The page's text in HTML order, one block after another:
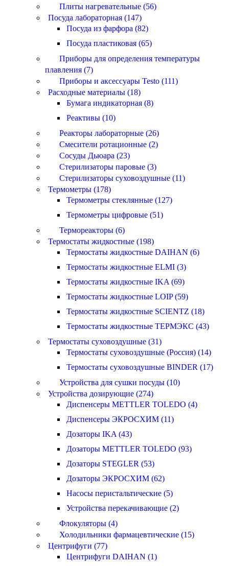
Плиты нагревательные (56)
Посуда лабораторная (147)
Посуда из фарфора (82)
Посуда пластиковая (65)
Приборы для определения температуры
плавления (7)
Приборы и аксессуары Testo (111)
Расходные материалы (18)
Бумага индикаторная (8)
Реактивы (10)
Реакторы лабораторные (26)
Смесители ротационные (2)
Сосуды Дьюара (23)
Стерилизаторы паровые (3)
Стерилизаторы суховоздушные (11)
Термометры (178)
Термометры стеклянные (127)
Термометры цифровые (51)
Термореакторы (6)
Термостаты жидкостные (198)
Термостаты жидкостные DAIHAN (6)
Термостаты жидкостные ELMI (3)
Термостаты жидкостные IKA (69)
Термостаты жидкостные LOIP (59)
Термостаты жидкостные SCIENTZ (18)
Термостаты жидкостные ТЕРМЭКС (43)
Термостаты суховоздушные (31)
Термостаты суховоздушные (Россия) (14)
Термостаты суховоздушные BINDER (17)
Устройства для сушки посуды (10)
Устройства дозирующие (274)
Диспенсеры METTLER TOLEDO (4)
Диспенсеры ЭКРОСХИМ (11)
Дозаторы IKA (43)
Дозаторы METTLER TOLEDO (93)
Дозаторы STEGLER (53)
Дозаторы ЭКРОСХИМ (62)
Насосы перистальтические (5)
Устройства перекачивающие (2)
Флокуляторы (4)
Холодильники фармацевтические (15)
Центрифуги (77)
Центрифуги DAIHAN (1)